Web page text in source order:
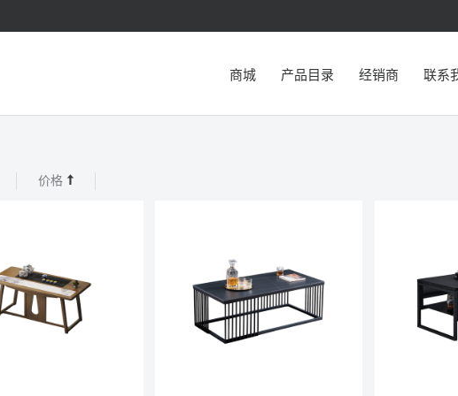
商城 产品目录 经销商 联系
价格